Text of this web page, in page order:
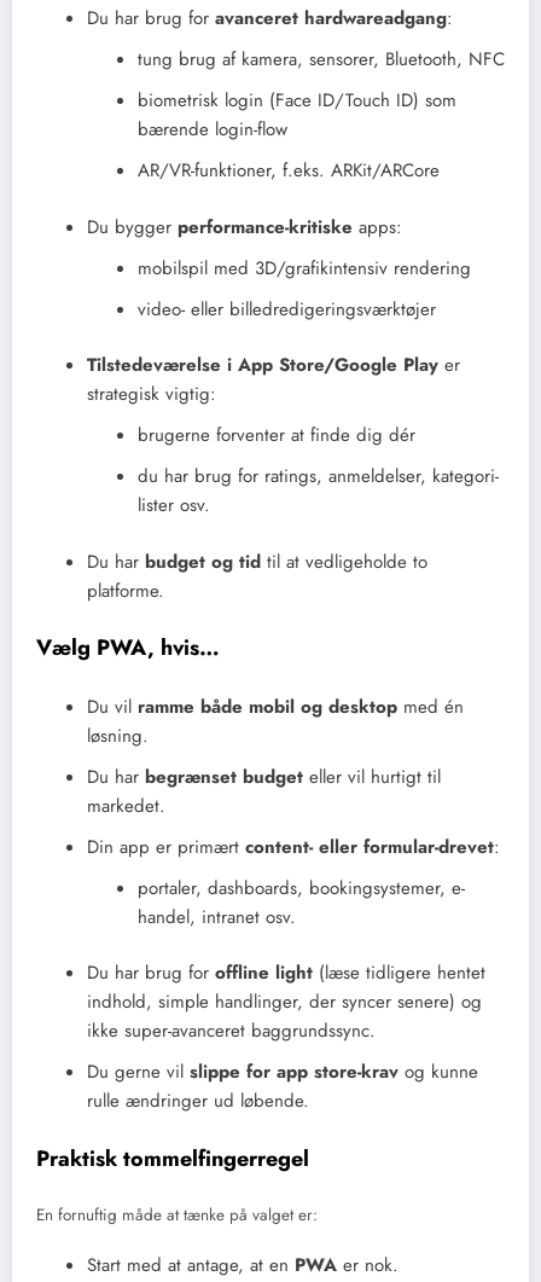
Du har brug for avanceret hardwareadgang:
tung brug af kamera, sensorer, Bluetooth, NFC
biometrisk login (Face ID/Touch ID) som
bærende login-flow
AR/VR-funktioner, f.eks. ARKit/ARCore
Du bygger performance-kritiske apps:
mobilspil med 3D/grafikintensiv rendering
video- eller billedredigeringsværktøjer
Tilstedeværelse i App Store/Google Play er
strategisk vigtig:
brugerne forventer at finde dig dér
du har brug for ratings, anmeldelser, kategori-
lister osv.
Du har budget og tid til at vedligeholde to
platforme.
Vælg PWA, hvis…
Du vil ramme både mobil og desktop med én
løsning.
Du har begrænset budget eller vil hurtigt til
markedet.
Din app er primært content- eller formular-drevet:
portaler, dashboards, bookingsystemer, e-
handel, intranet osv.
Du har brug for offline light (læse tidligere hentet
indhold, simple handlinger, der syncer senere) og
ikke super-avanceret baggrundssync.
Du gerne vil slippe for app store-krav og kunne
rulle ændringer ud løbende.
Praktisk tommelfingerregel
En fornuftig måde at tænke på valget er:
Start med at antage, at en PWA er nok.